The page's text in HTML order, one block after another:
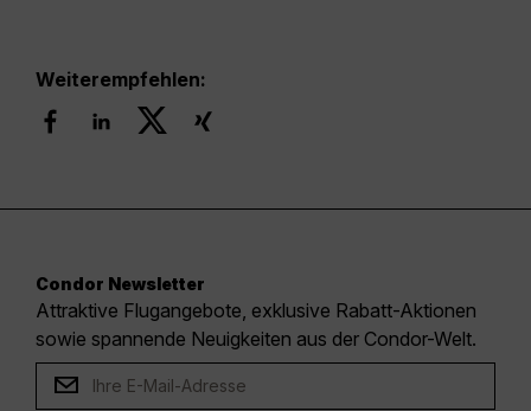
Weiterempfehlen:
Condor Newsletter
Attraktive Flugangebote, exklusive Rabatt-Aktionen
sowie spannende Neuigkeiten aus der Condor-Welt.